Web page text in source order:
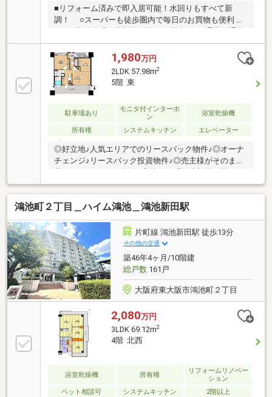
■リフォーム済みで即入居可能！水回りもすべて新
調！ ○スーパーも徒歩圏内で毎日のお買物も便利
に便利な立地！忙しい朝や遅くなった時にもうれしい
1,980万円
2LDK 57.98m2
5階 東
駐車場あり
モニタ付インターホ
ン
浴室乾燥機
所有権 システムキッチン エレベーター
◎好立地♪人気エリアでのリースバック物件♪◎オーナ
チェンジ♪リースバック投資物件♪◎売主様がそのまま
徒歩7分の好立地♪ イオンも目の前にあり、大変便利
ですので暮らしやすいですよ♪◎管理費８，４５０
円、修繕積立金５，３００円♪ ランニングコストが
安いのは長く住むにあたり助かりますね♪【周辺環
境】◎イオン鴻池店まで約50ｍ◎ココカラファインま
で約100ｍ◎セブンイレブンまで約300ｍ◎鴻池学園幼
稚園まで約270ｍ◎朋来幼稚園まで約1200ｍ◎はるか
保育園まで約800
鴻池町２丁目＿ハイム鴻池＿鴻池新田駅
片町線 鴻池新田駅 徒歩13分
その他の交通
築46年4ヶ月/10階建
総戸数161戸
大阪府東大阪市鴻池町２丁目
2,080万円
3LDK 69.12m2
4階 北西
浴室乾燥機 所有権
リフォームリノベー
ション
ペット相談可
システムキッチン 2階以上